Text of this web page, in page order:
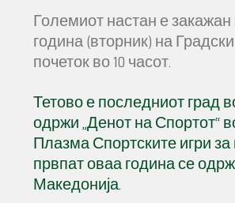
Големиот настан е закажан
година (вторник) на
почеток во 10 часот.
Тетово е последниот град
одржи „Денот на Спортот“
Плазма Спортските игри
првпат оваа година се
Македонија.